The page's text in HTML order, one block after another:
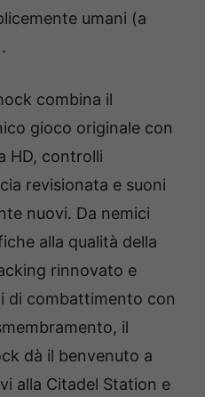
umani (a
combina il
gioco originale con
HD, controlli
revisionata e suoni
nuovi. Da nemici
alla qualità della
rinnovato e
di combattimento con
il
dà il benvenuto a
alla Citadel Station e